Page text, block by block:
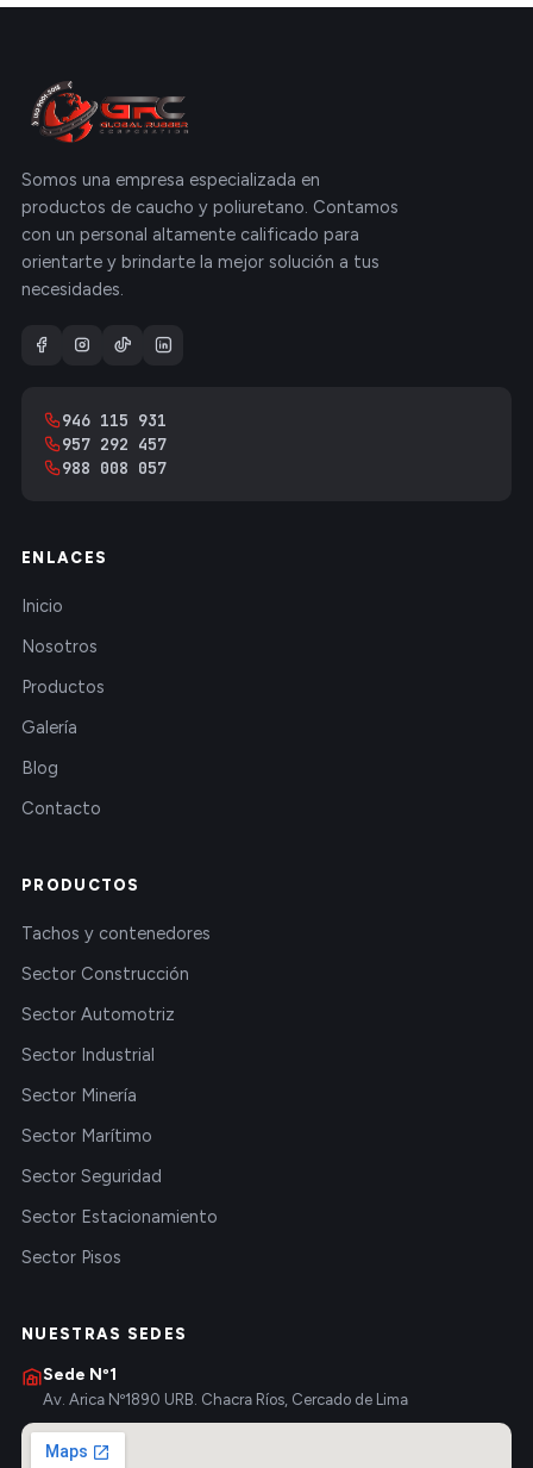
Somos una empresa especializada en
productos de caucho y poliuretano. Contamos
con un personal altamente calificado para
orientarte y brindarte la mejor solución a tus
necesidades.
946 115 931
957 292 457
988 008 057
ENLACES
Inicio
Nosotros
Productos
Galería
Blog
Contacto
PRODUCTOS
Tachos y contenedores
Sector Construcción
Sector Automotriz
Sector Industrial
Sector Minería
Sector Marítimo
Sector Seguridad
Sector Estacionamiento
Sector Pisos
NUESTRAS SEDES
Sede Nº1
Av. Arica Nº1890 URB. Chacra Ríos, Cercado de Lima